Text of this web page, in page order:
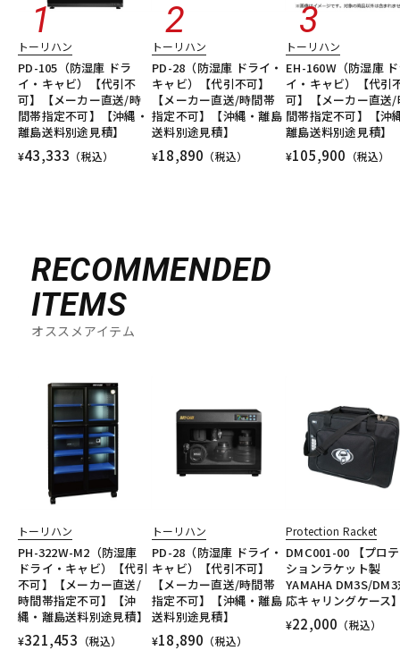
トーリハン
PD-105（防湿庫 ドラ
イ・キャビ）【代引不
可】【メーカー直送/時
間帯指定不可】【沖縄・
離島送料別途見積】
¥43,333 （税込）
トーリハン
PD-28（防湿庫 ドライ・
キャビ）【代引不可】
【メーカー直送/時間帯
指定不可】【沖縄・離島
送料別途見積】
¥18,890 （税込）
トーリハン
EH-160W（防湿庫
イ・キャビ）【代引
可】【メーカー直送/
間帯指定不可】【沖
離島送料別途見積】
¥105,900 （税込）
RECOMMENDED
ITEMS
オススメアイテム
トーリハン
PH-322W-M2（防湿庫
ドライ・キャビ）【代引
不可】【メーカー直送/
時間帯指定不可】【沖
縄・離島送料別途見積】
¥321,453 （税込）
トーリハン
PD-28（防湿庫 ドライ・
キャビ）【代引不可】
【メーカー直送/時間帯
指定不可】【沖縄・離島
送料別途見積】
¥18,890 （税込）
Protection Racket
DMC001-00 【プロ
ションラケット製
YAMAHA DM3S/
応キャリングケース
¥22,000 （税込）